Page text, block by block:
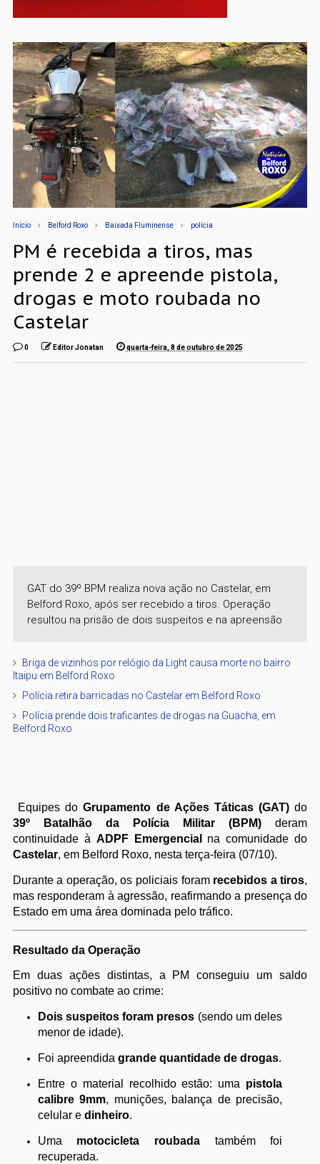
Início Belford Roxo Baixada Fluminense polícia
PM é recebida a tiros, mas
prende 2 e apreende pistola,
drogas e moto roubada no
Castelar
0 Editor Jonatan quarta-feira, 8 de outubro de 2025
GAT do 39º BPM realiza nova ação no Castelar, em
Belford Roxo, após ser recebido a tiros. Operação
resultou na prisão de dois suspeitos e na apreensão
Briga de vizinhos por relógio da Light causa morte no bairro
Itaipu em Belford Roxo
Polícia retira barricadas no Castelar em Belford Roxo
Polícia prende dois traficantes de drogas na Guacha, em
Belford Roxo
Equipes doGrupamento de Ações Táticas (GAT)do
39º Batalhão da Polícia Militar (BPM) deram
continuidade à ADPF Emergencial
na comunidade do
Castelar, em Belford Roxo, nesta terça-feira (07/10).
Durante a operação, os policiais foram recebidos a tiros,
mas responderam à agressão, reafirmando a presença do
Estado em uma área dominada pelo tráfico.
Resultado da Operação
Em duas ações distintas, a PM conseguiu um saldo
positivo no combate ao crime:
Dois suspeitos foram presos (sendo um deles
menor de idade).
Foi apreendida grande quantidade de drogas.
Entre o material recolhido estão: uma pistola
calibre 9mm, munições, balança de precisão,
celular e dinheiro.
Uma motocicleta roubada também foi
recuperada.